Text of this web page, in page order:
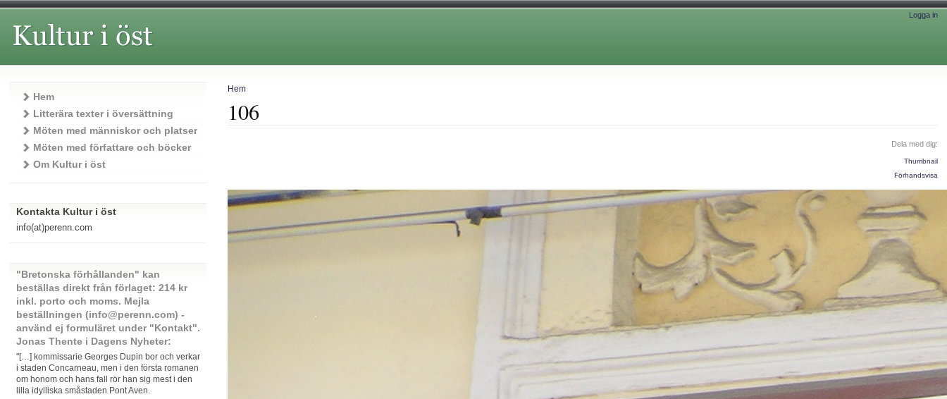
Logga in
Hem
106
Dela med dig:
Thumbnail
Förhandsvisa
Hem
Litterära texter i översättning
Möten med människor och platser
Möten med författare och böcker
Om Kultur i öst
Kontakta Kultur i öst
info(at)perenn.com
"Bretonska förhållanden" kan
beställas direkt från förlaget: 214 kr
inkl. porto och moms. Mejla
beställningen (info@perenn.com) -
använd ej formuläret under "Kontakt".
Jonas Thente i Dagens Nyheter:
"[…] kommissarie Georges Dupin bor och verkar
i staden Concarneau, men i den första romanen
om honom och hans fall rör han sig mest i den
lilla idylliska småstaden Pont Aven.